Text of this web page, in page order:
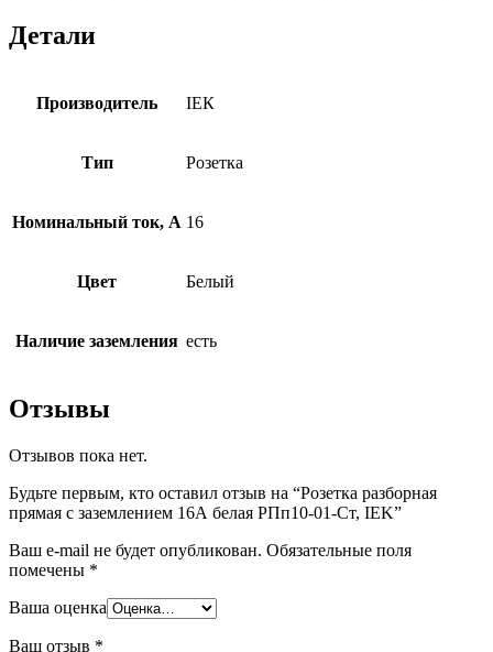
Детали
Производитель ІЕК
Тип Розетка
Номинальный ток, А 16
Цвет Белый
Наличие заземления есть
Отзывы
Отзывов пока нет.
Будьте первым, кто оставил отзыв на “Розетка разборная
прямая с заземлением 16А белая РПп10-01-Ст, IEK”
Ваш e-mail не будет опубликован. Обязательные поля
помечены *
Ваша оценка
Ваш отзыв *